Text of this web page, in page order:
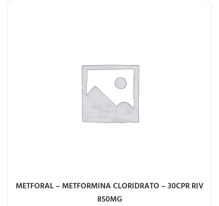
METFORAL – METFORMINA CLORIDRATO – 30CPR RIV
850MG